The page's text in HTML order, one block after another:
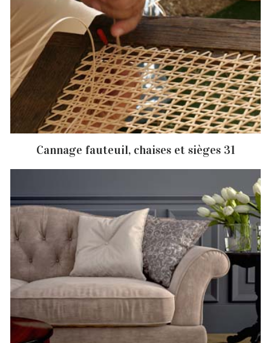
Cannage fauteuil, chaises et sièges 31